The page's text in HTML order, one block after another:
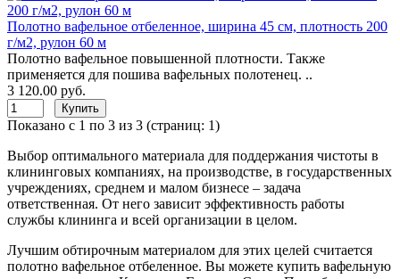
Полотно вафельное отбеленное, ширина 45 см, плотность 200
г/м2, рулон 60 м
Полотно вафельное повышенной плотности. Также
применяется для пошива вафельных полотенец. ..
3 120.00 руб.
Показано с 1 по 3 из 3 (страниц: 1)
Выбор оптимального материала для поддержания чистоты в
клининговых компаниях, на производстве, в государственных
учреждениях, среднем и малом бизнесе – задача
ответственная. От него зависит эффективность работы
службы клининга и всей организации в целом.
Лучшим обтирочным материалом для этих целей считается
полотно вафельное отбеленное. Вы можете купить вафельную